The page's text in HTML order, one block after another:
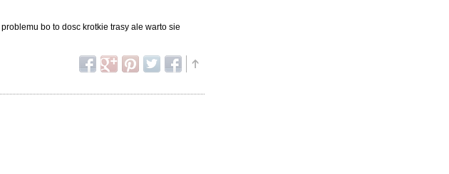
bo to dosc krotkie trasy ale warto sie